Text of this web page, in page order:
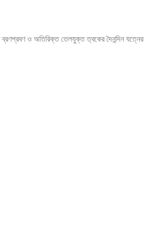
ব্রণপ্রবণ ও অতিরিক্ত তেলযুক্ত ত্বকের দৈনন্দিন যত্নের